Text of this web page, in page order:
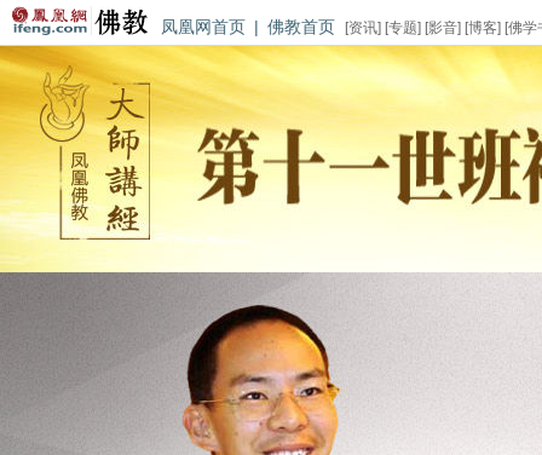
凤凰网首页 | 佛教首页 [资讯] [专题] [影音] [博客] [佛学